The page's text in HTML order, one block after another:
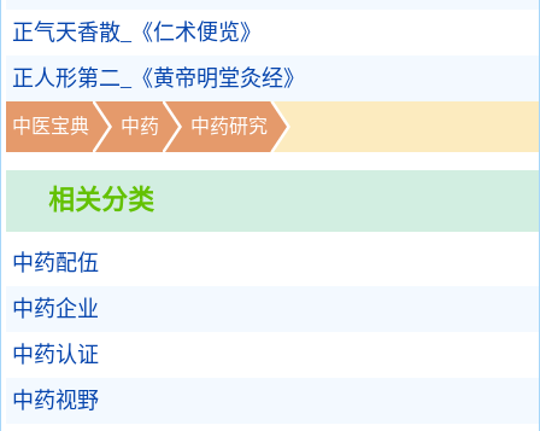
正气天香散_《仁术便览》
正人形第二_《黄帝明堂灸经》
中医宝典 中药 中药研究
相关分类
中药配伍
中药企业
中药认证
中药视野